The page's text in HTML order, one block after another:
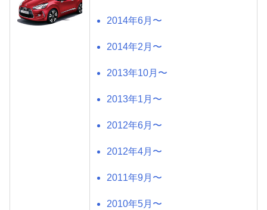
2014年6月〜
2014年2月〜
2013年10月〜
2013年1月〜
2012年6月〜
2012年4月〜
2011年9月〜
2010年5月〜